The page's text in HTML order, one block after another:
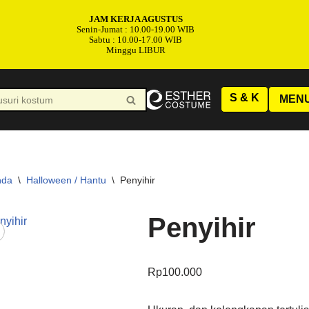
S & K
\ Halloween / Hantu \ Penyihir
Penyihir
Rp100.000
JAM KERJA AGUSTUS
Senin-Jumat : 10.00-19.00 WIB
Sabtu : 10.00-17.00 WIB
Minggu LIBUR